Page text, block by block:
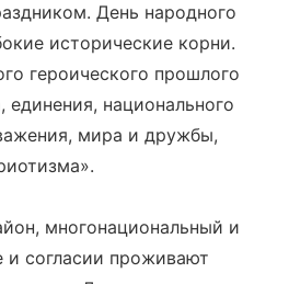
День народного
исторические корни.
героического прошлого
единения, национального
мира и дружбы,
многонациональный и
согласии проживают